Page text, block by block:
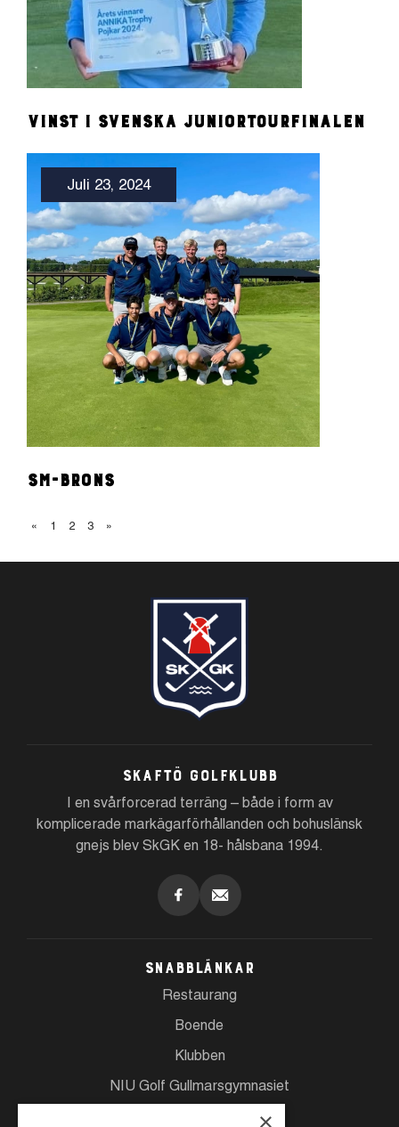
Vinst i Svenska Juniortourfinalen
Juli 23, 2024
SM-Brons
« 1 2 3 »
Skaftö Golfklubb
I en svårforcerad terräng – både i form av
komplicerade markägarförhållanden och bohuslänsk
gnejs blev SkGK en 18- hålsbana 1994.
Snabblänkar
Restaurang
Boende
Klubben
NIU Golf Gullmarsgymnasiet